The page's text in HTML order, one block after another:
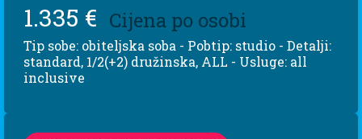
1.335 € Cijena po osobi
Tip sobe: obiteljska soba - Pobtip: studio - Detalji:
standard, 1/2(+2) družinska, ALL - Usluge: all
inclusive